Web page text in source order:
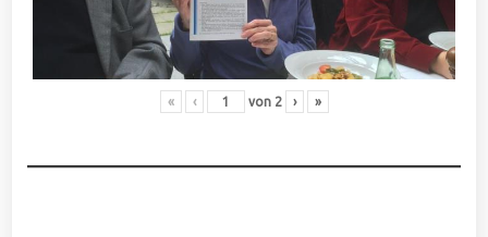
« ‹ von 2 › »